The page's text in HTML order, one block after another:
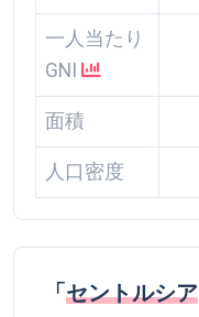
一人当たり
GNI
面積
人口密度
「セントルシア